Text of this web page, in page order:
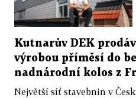
Kutnarův DEK
výrobou příměsí do
nadnárodní kolos z
Největší síť stavebnin v